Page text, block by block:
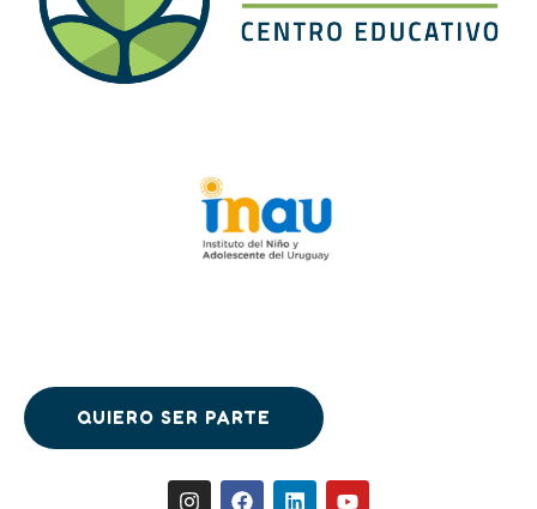
QUIERO SER PARTE
QUIERO SER PARTE